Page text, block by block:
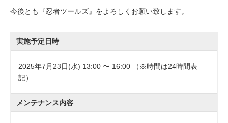
今後とも『忍者ツールズ』をよろしくお願い致します。
実施予定日時
2025年7月23日(水) 13:00 〜 16:00 （※時間は24時間表
記）
メンテナンス内容